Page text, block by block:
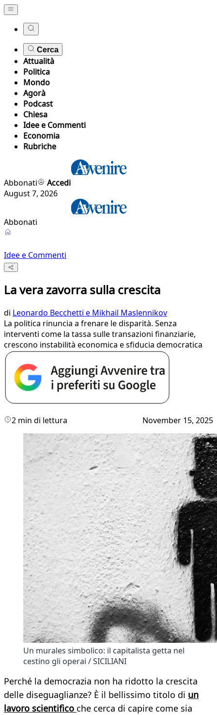
Cerca
Attualità
Politica
Mondo
Agorà
Podcast
Chiesa
Idee e Commenti
Economia
Rubriche
Abbonati
Accedi
August 7, 2026
Abbonati
Idee e Commenti
La vera zavorra sulla crescita
di Leonardo Becchetti e Mikhail Maslennikov
La politica rinuncia a frenare le disparità. Senza
interventi come la tassa sulle transazioni finanziarie,
crescono instabilità economica e sfiducia democratica
2 min di lettura November 15, 2025
Un murales simbolico: il capitalista getta nel
cestino gli operai / SICILIANI
Perché la democrazia non ha ridotto la crescita
delle diseguaglianze? È il bellissimo titolo di un
lavoro scientifico che cerca di capire come sia